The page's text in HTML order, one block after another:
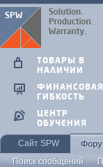
ТОВАРЫ В
НАЛИЧИИ
ФИНАНСОВАЯ
ГИБКОСТЬ
ЦЕНТР
ОБУЧЕНИЯ
Сайт SPW
Поиск сообщений